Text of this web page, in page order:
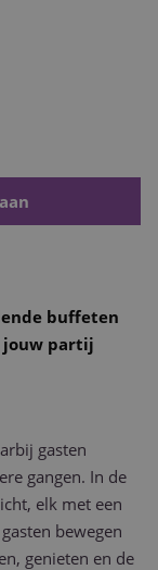
buffeten
jouw partij
gasten
gangen. In de
elk met een
bewegen
genieten en de